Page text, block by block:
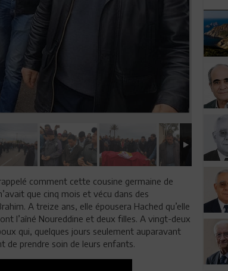
comment cette cousine germaine de
que cinq mois et vécu dans des
A treize ans, elle épousera Hached qu’elle
l’aîné Noureddine et deux filles. A vingt-deux
qui, quelques jours seulement auparavant
de prendre soin de leurs enfants.